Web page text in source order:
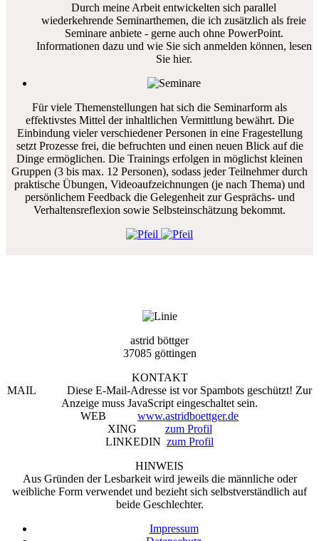
Durch meine Arbeit entwickelten sich parallel
wiederkehrende Seminarthemen, die ich zusätzlich als freie
Seminare anbiete - gerne auch ohne PowerPoint.
Informationen dazu und wie Sie sich anmelden können, lesen
Sie hier.
Für viele Themenstellungen hat sich die Seminarform als
effektivstes Mittel der inhaltlichen Vermittlung bewährt. Die
Einbindung vieler verschiedener Personen in eine Fragestellung
setzt Prozesse frei, die befruchten und einen neuen Blick auf die
Dinge ermöglichen. Die Trainings erfolgen in möglichst kleinen
Gruppen (3 bis max. 12 Personen), sodass jeder Teilnehmer durch
praktische Übungen, Videoaufzeichnungen (je nach Thema) und
persönlichem Feedback die Gelegenheit zur Gesprächs- und
Verhaltensreflexion sowie Selbsteinschätzung bekommt.
astrid böttger
37085 göttingen
KONTAKT
MAIL Diese E-Mail-Adresse ist vor Spambots geschützt! Zur
Anzeige muss JavaScript eingeschaltet sein.
WEB www.astridboettger.de
XING zum Profil
LINKEDIN zum Profil
HINWEIS
Aus Gründen der Lesbarkeit wird jeweils die männliche oder
weibliche Form verwendet und bezieht sich selbstverständlich auf
beide Geschlechter.
Impressum